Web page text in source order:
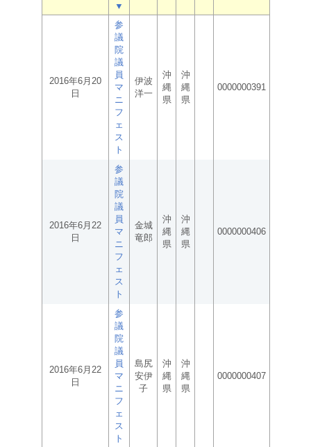
▼
2016年6月20
日
参
議
院
議
員
マ
ニ
フ
ェ
ス
ト
伊波
洋一
沖
縄
県
沖
縄
県
0000000391
2016年6月22
日
参
議
院
議
員
マ
ニ
フ
ェ
ス
ト
金城
竜郎
沖
縄
県
沖
縄
県
0000000406
2016年6月22
日
参
議
院
議
員
マ
ニ
フ
ェ
ス
ト
島尻
安伊
子
沖
縄
県
沖
縄
県
0000000407